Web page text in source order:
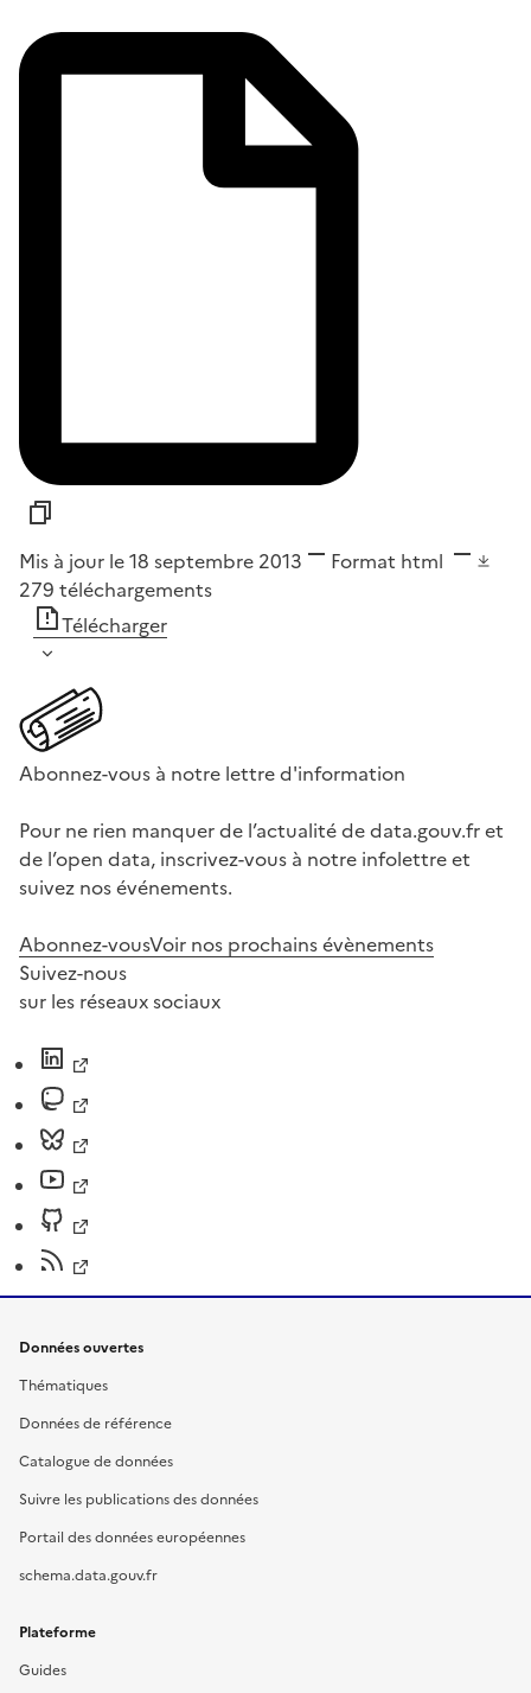
Mis à jour le 18 septembre 2013 Format html
279 téléchargements
Télécharger
Abonnez-vous à notre lettre d'information
Pour ne rien manquer de l’actualité de data.gouv.fr et
de l’open data, inscrivez-vous à notre infolettre et
suivez nos événements.
Abonnez-vousVoir nos prochains évènements
Suivez-nous
sur les réseaux sociaux
Données ouvertes
Thématiques
Données de référence
Catalogue de données
Suivre les publications des données
Portail des données européennes
schema.data.gouv.fr
Plateforme
Guides